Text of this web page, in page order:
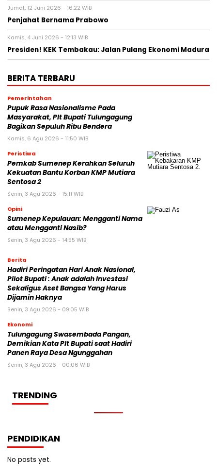
Jumat, 12 Juni 2026 - 16:22 WIB
Penjahat Bernama Prabowo
Kamis, 4 Juni 2026 - 12:13 WIB
Presiden! KEK Tembakau: Jalan Pulang Ekonomi Madura
BERITA TERBARU
Pemerintahan
Pupuk Rasa Nasionalisme Pada
Masyarakat, Plt Bupati Tulungagung
Bagikan Sepuluh Ribu Bendera
Kamis, 6 Agu 2026 - 11:50 WIB
Peristiwa
Pemkab Sumenep Kerahkan Seluruh
Kekuatan Bantu Korban KMP Mutiara
Sentosa 2
Senin, 3 Agu 2026 - 15:11 WIB
Opini
Sumenep Kepulauan: Mengganti Nama
atau Mengganti Nasib?
Senin, 3 Agu 2026 - 14:55 WIB
Berita
Hadiri Peringatan Hari Anak Nasional,
Pilot Bupati : Anak adalah Investasi
Sekaligus Aset Bangsa Yang Harus
Dijamin Haknya
Senin, 3 Agu 2026 - 09:05 WIB
Ekonomi
Tulungagung Swasembada Pangan,
Demikian Kata Plt Bupati saat Hadiri
Panen Raya Desa Ngunggahan
Senin, 3 Agu 2026 - 00:06 WIB
TRENDING
PENDIDIKAN
No posts yet.